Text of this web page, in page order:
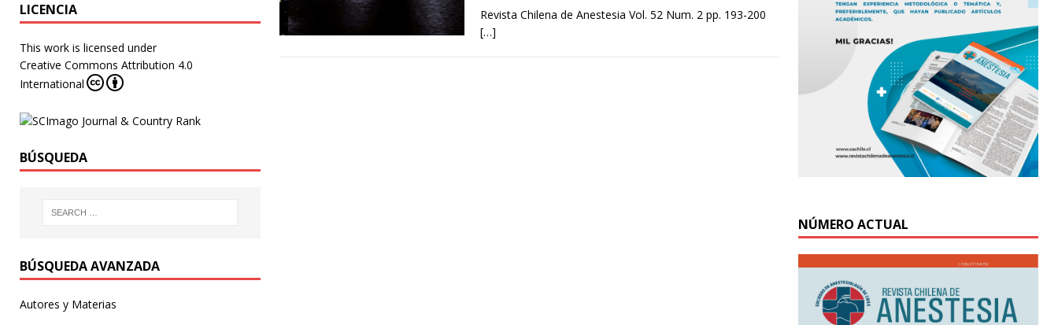
Revista Chilena de Anestesia Vol. 52 Num. 2 pp. 193-200
[…]
LICENCIA
This work is licensed under
Creative Commons Attribution 4.0
International
BÚSQUEDA
BÚSQUEDA AVANZADA
Autores y Materias
NÚMERO ACTUAL